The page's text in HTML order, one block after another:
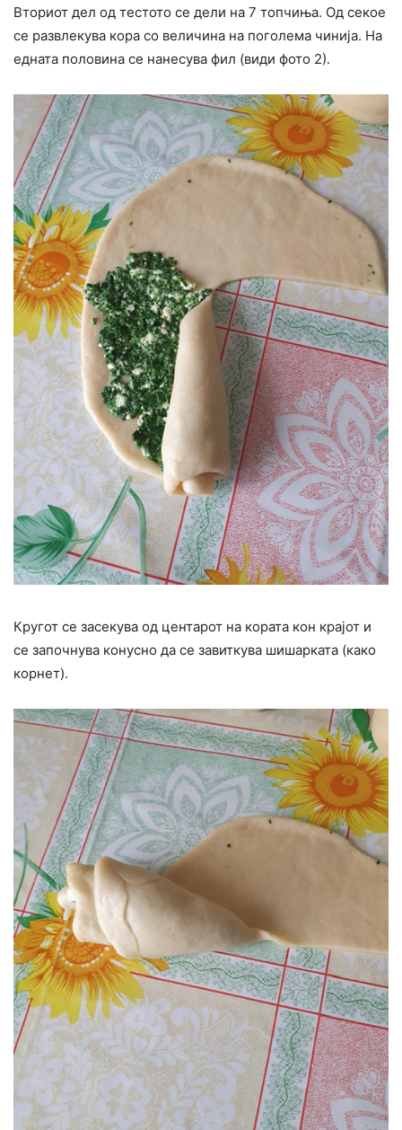
Вториот дел од тестото се дели на 7 топчиња. Од секое
се развлекува кора со величина на поголема чинија. На
едната половина се нанесува фил (види фото 2).
Кругот се засекува од центарот на кората кон крајот и
се започнува конусно да се завиткува шишарката (како
корнет).